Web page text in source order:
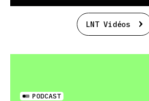
LNT Vidéos
PODCAST